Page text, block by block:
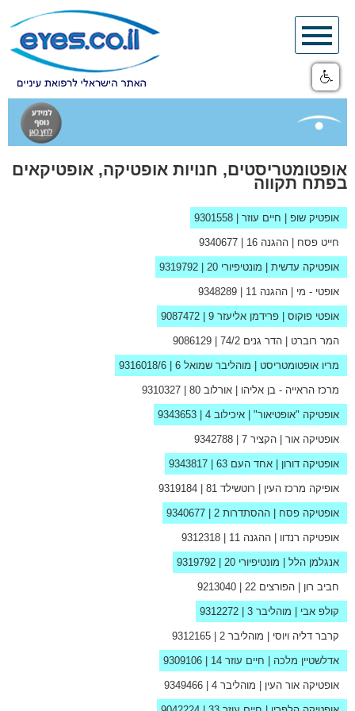
Skip
content
אופטומטריסטים, חנויות אופטיקה, אופטיקאים
בפתח תקווה
אופטיק שופ | חיים עוזר | 9301558
חייט פסח | ההגנה 16 | 9340677
אופטיקה עדשית | מונטיפיורי 20 | 9319792
אופטי - מי | ההגנה 11 | 9348289
אופטי פוקוס | פרידמן אליעזר 9 | 9087472
המר רוברט | הדר גנים 74/2 | 9086129
מריו אופטומטריסט | מוהליבר שמואל 6 | 9316018/6
מרכז הראייה - בן אליהו | אורלוב 80 | 9310327
אופטיקה "אופטיאור" | איכילוב 4 | 9343653
אופטיקה אור | הקציר 7 | 9342788
אופטיקה דורון | אחד העם 63 | 9343817
אופיקה מרכז העין | רוטשילד 81 | 9319184
אופטיקה פסח | ההסתדרות 2 | 9340677
אופטיקה רנדוו | ההגנה 11 | 9312318
אנגלמן הלל | מונטיפיורי 20 | 9319792
חביב רון | הפורצים 22 | 9213040
קולפ אבי | מוהליבר 3 | 9312272
קרבר דליה ויוסי | מוהליבר 2 | 9312165
אדלשטיין מלכה | חיים עוזר 14 | 9309106
אופטיקה אור העין | מוהליבר 4 | 9349466